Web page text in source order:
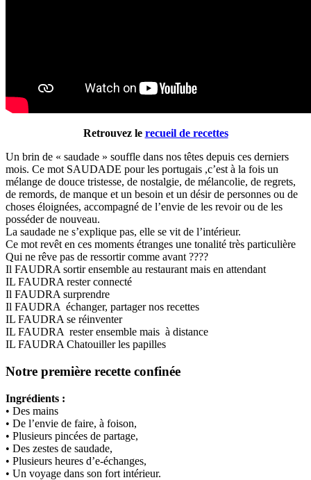
Retrouvez le recueil de recettes
Un brin de « saudade » souffle dans nos têtes depuis ces derniers
mois. Ce mot SAUDADE pour les portugais ,c’est à la fois un
mélange de douce tristesse, de nostalgie, de mélancolie, de regrets,
de remords, de manque et un besoin et un désir de personnes ou de
choses éloignées, accompagné de l’envie de les revoir ou de les
posséder de nouveau.
La saudade ne s’explique pas, elle se vit de l’intérieur.
Ce mot revêt en ces moments étranges une tonalité très particulière
Qui ne rêve pas de ressortir comme avant ????
Il FAUDRA sortir ensemble au restaurant mais en attendant
IL FAUDRA rester connecté
Il FAUDRA surprendre
Il FAUDRA échanger, partager nos recettes
IL FAUDRA se réinventer
IL FAUDRA rester ensemble mais à distance
IL FAUDRA Chatouiller les papilles
Notre première recette confinée
Ingrédients :
• Des mains
• De l’envie de faire, à foison,
• Plusieurs pincées de partage,
• Des zestes de saudade,
• Plusieurs heures d’e-échanges,
• Un voyage dans son fort intérieur.